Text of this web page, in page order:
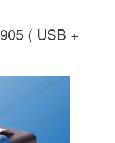
( USB +